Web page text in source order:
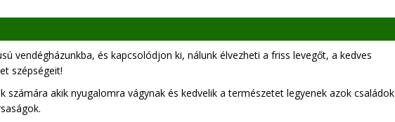
vendégházunkba, és kapcsolódjon ki, nálunk élvezheti a friss levegőt, a kedves
szépségeit!
számára akik nyugalomra vágynak és kedvelik a természetet legyenek azok családok